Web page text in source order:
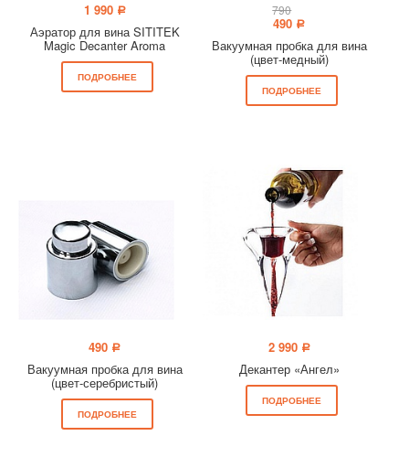
1 990 a
Аэратор для вина SITITEK
Magic Decanter Aroma
ПОДРОБНЕЕ
790
490 a
Вакуумная пробка для вина
(цвет-медный)
ПОДРОБНЕЕ
490 a
Вакуумная пробка для вина
(цвет-серебристый)
ПОДРОБНЕЕ
2 990 a
Декантер «Ангел»
ПОДРОБНЕЕ